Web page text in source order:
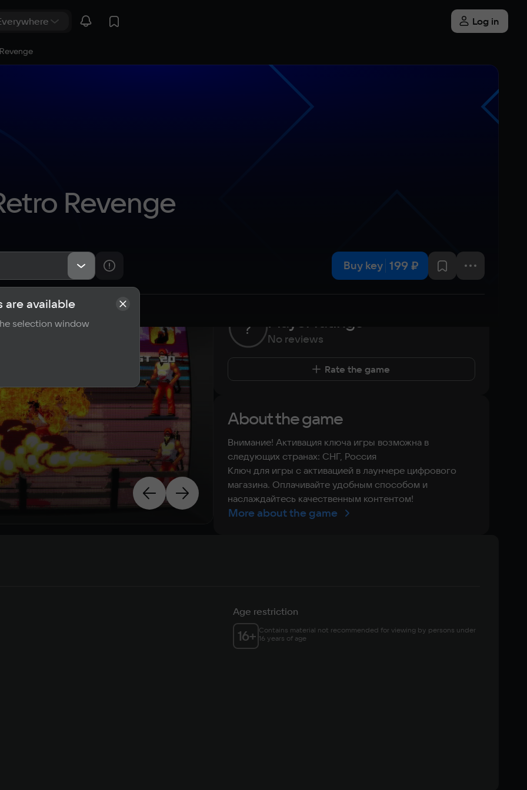
Log in
Revenge
Buy key 199 ₽
Reviews
? Player ratings
No reviews
Rate the game
About the game
Внимание! Активация ключа игры возможна в
следующих странах: СНГ, Россия
Ключ для игры с активацией в лаунчере цифрового
магазина. Оплачивайте удобным способом и
наслаждайтесь качественным контентом!
More about the game
Age restriction
16+ Contains material not recommended for viewing by persons under
16 years of age
are available
selection window